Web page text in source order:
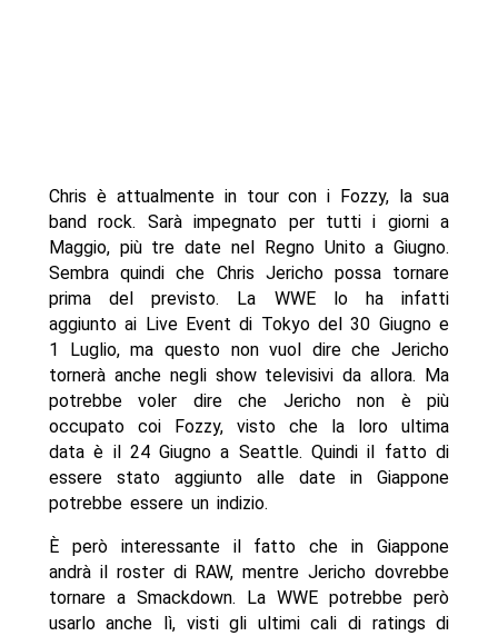
Chris è attualmente in tour con i Fozzy, la sua
band rock. Sarà impegnato per tutti i giorni a
Maggio, più tre date nel Regno Unito a Giugno.
Sembra quindi che Chris Jericho possa tornare
prima del previsto. La WWE lo ha infatti
aggiunto ai Live Event di Tokyo del 30 Giugno e
1 Luglio, ma questo non vuol dire che Jericho
tornerà anche negli show televisivi da allora. Ma
potrebbe voler dire che Jericho non è più
occupato coi Fozzy, visto che la loro ultima
data è il 24 Giugno a Seattle. Quindi il fatto di
essere stato aggiunto alle date in Giappone
potrebbe essere un indizio.
È però interessante il fatto che in Giappone
andrà il roster di RAW, mentre Jericho dovrebbe
tornare a Smackdown. La WWE potrebbe però
usarlo anche lì, visti gli ultimi cali di ratings di